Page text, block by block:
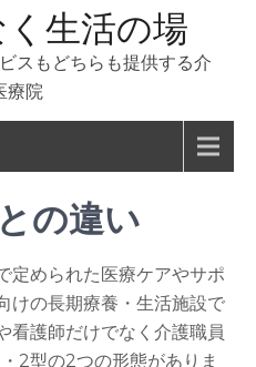
生活の場
スもどちらも提供する介
療院
の違い
定められた医療ケアやサポ
けの長期療養・生活施設で
看護師だけでなく介護職員
2型の2つの形態がありま